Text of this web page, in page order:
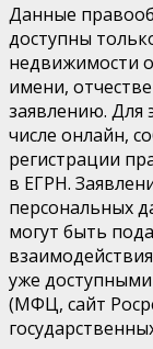
Данные
доступны
недвижимости
имени,
заявлению. Для
числе онлайн,
регистрации
в ЕГРН.
персональных
могут быть
уже
(МФЦ, сайт